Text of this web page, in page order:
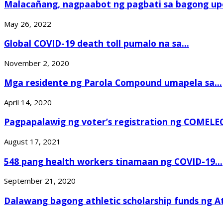
Malacañang, nagpaabot ng pagbati sa bagong
May 26, 2022
Global COVID-19 death toll pumalo na sa...
November 2, 2020
Mga residente ng Parola Compound umapela sa...
April 14, 2020
Pagpapalawig ng voter’s registration ng
August 17, 2021
548 pang health workers tinamaan ng COVID-19...
September 21, 2020
Dalawang bagong athletic scholarship funds ng